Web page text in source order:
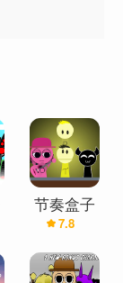
节奏盒子
Sprunki(芥
末)
7.8